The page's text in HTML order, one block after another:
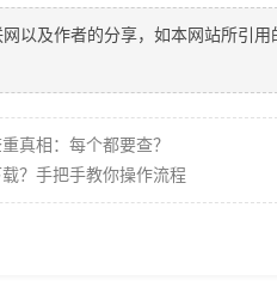
以及作者的分享，如本网站所引
真相：每个都要查？
？手把手教你操作流程